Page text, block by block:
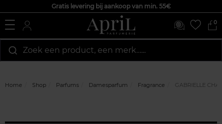
Gratis levering bij aankoop van min. 55€
0
Zoek een product, een merk…...
Home Shop Parfums Damesparfum Fragrance GABRIELLE